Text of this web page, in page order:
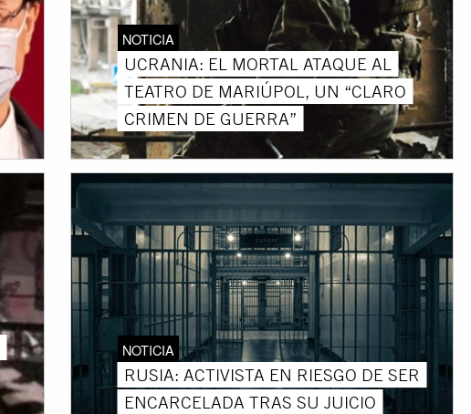
NOTICIA
UCRANIA: EL MORTAL ATAQUE AL
TEATRO DE MARIÚPOL, UN “CLARO
CRIMEN DE GUERRA”
NOTICIA
RUSIA: ACTIVISTA EN RIESGO DE SER
ENCARCELADA TRAS SU JUICIO